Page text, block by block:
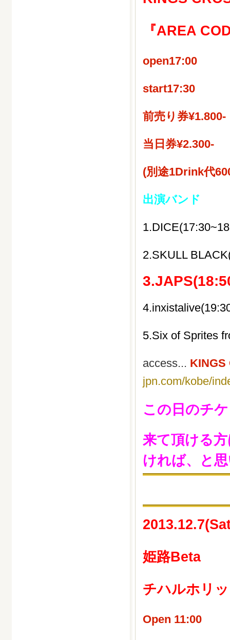
『AREA
open17:00
start17:30
前売り券¥1.800-
当日券¥2.300-
(別途1Drink代
出演バンド
2.SKULL
5.Six of Sprites
access... KINGS
jpn.com/kobe/
この日のチ
来て頂ける
ければ、と
姫路Beta
チハルホリ
Open 11:00